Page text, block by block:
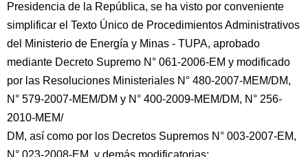
Presidencia de la República, se ha visto por conveniente
simplificar el Texto Único de Procedimientos Administrativos
del Ministerio de Energía y Minas - TUPA, aprobado
mediante Decreto Supremo N° 061-2006-EM y modificado
por las Resoluciones Ministeriales N° 480-2007-MEM/DM,
N° 579-2007-MEM/DM y N° 400-2009-MEM/DM, N° 256-
2010-MEM/
DM, así como por los Decretos Supremos N° 003-2007-EM,
N° 023-2008-EM, y demás modificatorias;